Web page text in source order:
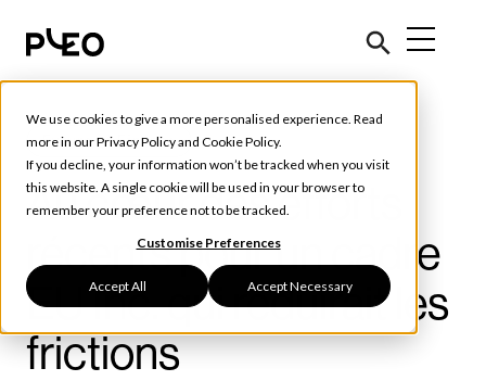
We use cookies to give a more personalised experience. Read
more in ourPrivacy Policyand Cookie Policy.
If you decline, your information won’t be tracked when you visit
this website. A single cookie will be used in your browser to
remember your preference not to be tracked.
Customise Preferences
Accept All Accept Necessary
Future of Finance
Au cœur des efforts
récents pour un cadre
EU Inc. qui réduirait les
frictions